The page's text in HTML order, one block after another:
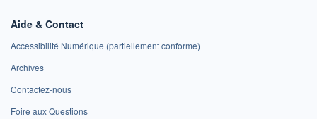
Aide & Contact
Accessibilité Numérique (partiellement conforme)
Archives
Contactez-nous
Foire aux Questions